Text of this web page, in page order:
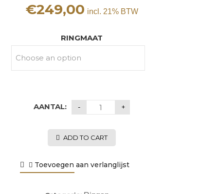
€249,00 incl. 21% BTW
RINGMAAT
AANTAL:
ADD TO CART
Toevoegen aan verlanglijst